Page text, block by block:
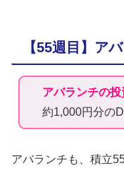
【55週目】ア
アバランチの投
約1,000円分の
アバランチも、積立